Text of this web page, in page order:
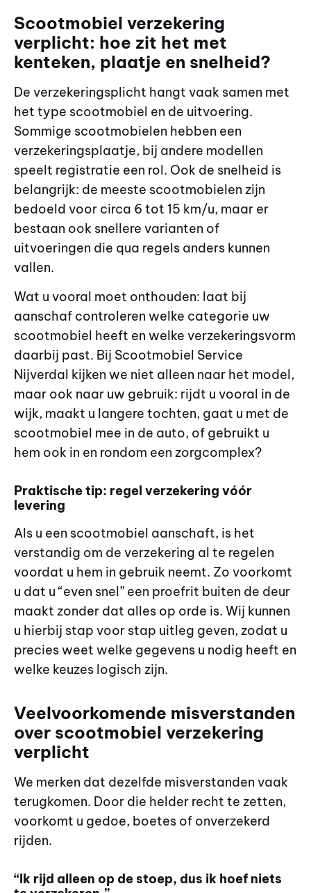
Scootmobiel verzekering
verplicht: hoe zit het met
kenteken, plaatje en snelheid?
De verzekeringsplicht hangt vaak samen met
het type scootmobiel en de uitvoering.
Sommige scootmobielen hebben een
verzekeringsplaatje, bij andere modellen
speelt registratie een rol. Ook de snelheid is
belangrijk: de meeste scootmobielen zijn
bedoeld voor circa 6 tot 15 km/u, maar er
bestaan ook snellere varianten of
uitvoeringen die qua regels anders kunnen
vallen.
Wat u vooral moet onthouden: laat bij
aanschaf controleren welke categorie uw
scootmobiel heeft en welke verzekeringsvorm
daarbij past. Bij Scootmobiel Service
Nijverdal kijken we niet alleen naar het model,
maar ook naar uw gebruik: rijdt u vooral in de
wijk, maakt u langere tochten, gaat u met de
scootmobiel mee in de auto, of gebruikt u
hem ook in en rondom een zorgcomplex?
Praktische tip: regel verzekering vóór
levering
Als u een scootmobiel aanschaft, is het
verstandig om de verzekering al te regelen
voordat u hem in gebruik neemt. Zo voorkomt
u dat u “even snel” een proefrit buiten de deur
maakt zonder dat alles op orde is. Wij kunnen
u hierbij stap voor stap uitleg geven, zodat u
precies weet welke gegevens u nodig heeft en
welke keuzes logisch zijn.
Veelvoorkomende misverstanden
over scootmobiel verzekering
verplicht
We merken dat dezelfde misverstanden vaak
terugkomen. Door die helder recht te zetten,
voorkomt u gedoe, boetes of onverzekerd
rijden.
“Ik rijd alleen op de stoep, dus ik hoef niets